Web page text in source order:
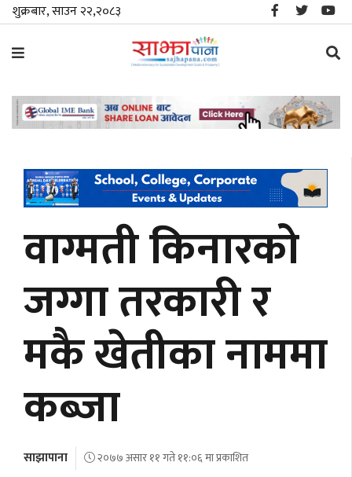
शुक्रबार, साउन २२,२०८३
समाचार
स्थानीय
जीवनशैली
मनोरञ्जन/
साहित्य
अर्थ
अन्तरवार्ता
बहस
वाग्मती किनारको
जग्गा तरकारी र
मकै खेतीका नाममा
कब्जा
साझापाना २०७७ असार ११ गते ११:०६ मा प्रकाशित